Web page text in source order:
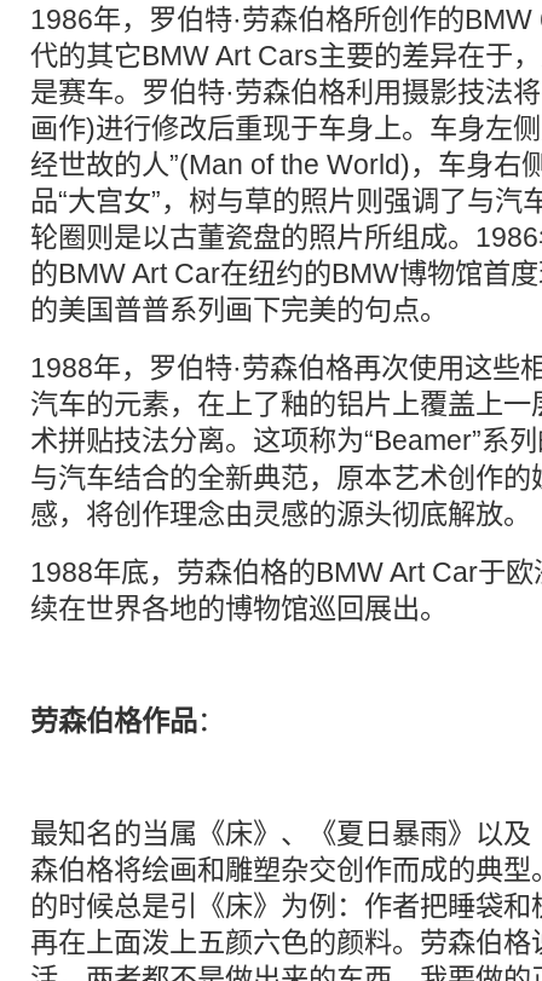
1986年，罗伯特·劳森伯格所创作的
代的其它BMW Art Cars主要的差异在于
是赛车。罗伯特·劳森伯格利用摄影技法
画作)进行修改后重现于车身上。车身左
经世故的人”(Man of the World)，车身右
品“大宫女”，树与草的照片则强调了与汽
轮圈则是以古董瓷盘的照片所组成。
的BMW Art Car在纽约的BMW博物馆首
的美国普普系列画下完美的句点。
1988年，罗伯特·劳森伯格再次使用这些
汽车的元素，在上了釉的铝片上覆盖上
术拼贴技法分离。这项称为“Beamer”系
与汽车结合的全新典范，原本艺术创作
感，将创作理念由灵感的源头彻底解放。
1988年底，劳森伯格的BMW Art Car于
续在世界各地的博物馆巡回展出。
劳森伯格作品：
最知名的当属《床》、《夏日暴雨》以
森伯格将绘画和雕塑杂交创作而成的典
的时候总是引《床》为例：作者把睡袋
再在上面泼上五颜六色的颜料。劳森伯格